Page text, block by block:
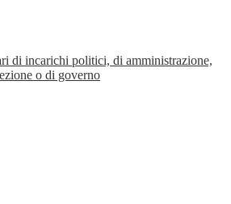
di incarichi politici, di amministrazione,
o di governo